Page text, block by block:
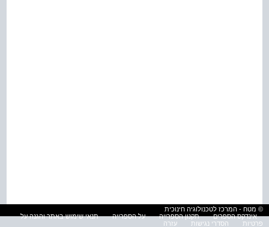
© מטח - המרכז לטכנולוגיה חינוכית
אינדקס הספרים
תקנון הספרייה על הספרייה
תנאי שימוש באתר והגנה על
פרטיות
הסדרי נגישות עזרה